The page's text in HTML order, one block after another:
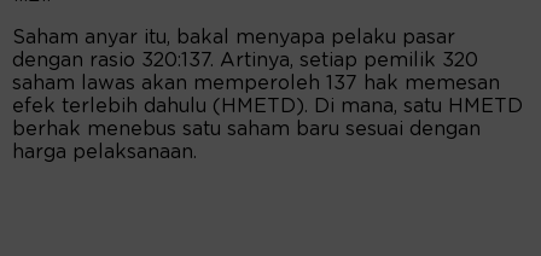
Saham anyar itu, bakal menyapa pelaku pasar
dengan rasio 320:137. Artinya, setiap pemilik 320
saham lawas akan memperoleh 137 hak memesan
efek terlebih dahulu (HMETD). Di mana, satu HMETD
berhak menebus satu saham baru sesuai dengan
harga pelaksanaan.